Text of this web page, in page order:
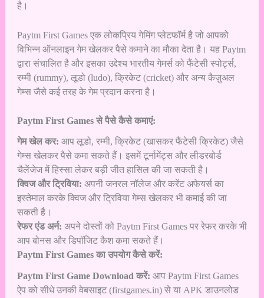
है।
Paytm First Games एक लोकप्रिय गेमिंग प्लेटफॉर्म है जो आपको
विभिन्न ऑनलाइन गेम खेलकर पैसे कमाने का मौका देता है। यह Paytm
द्वारा संचालित है और इसका उद्देश्य भारतीय गेमर्स को फैंटेसी स्पोर्ट्स,
रम्मी (rummy), लूडो (ludo), क्रिकेट (cricket) और अन्य कैज़ुअल
गेम्स जैसे कई तरह के गेम प्रदान करना है।
Paytm First Games से पैसे कैसे कमाएं:
गेम खेल कर: आप लूडो, रम्मी, क्रिकेट (खासकर फैंटेसी क्रिकेट) जैसे
गेम्स खेलकर पैसे कमा सकते हैं। इसमें टूर्नामेंट्स और लीडरबोर्ड
चैलेंजेज में हिस्सा लेकर बड़ी जीत हासिल की जा सकती है।
क्विज और ट्रिविया: अपनी जनरल नॉलेज और करेंट अफेयर्स का
इस्तेमाल करके क्विज और ट्रिविया गेम्स खेलकर भी कमाई की जा
सकती है।
रेफर एंड अर्न: अपने दोस्तों को Paytm First Games पर रेफर करके भी
आप बोनस और डिपॉजिट कैश कमा सकते हैं।
Paytm First Games का उपयोग कैसे करें:
Paytm First Game Download करें: आप Paytm First Games
ऐप को सीधे उनकी वेबसाइट (firstgames.in) से या APK डाउनलोड